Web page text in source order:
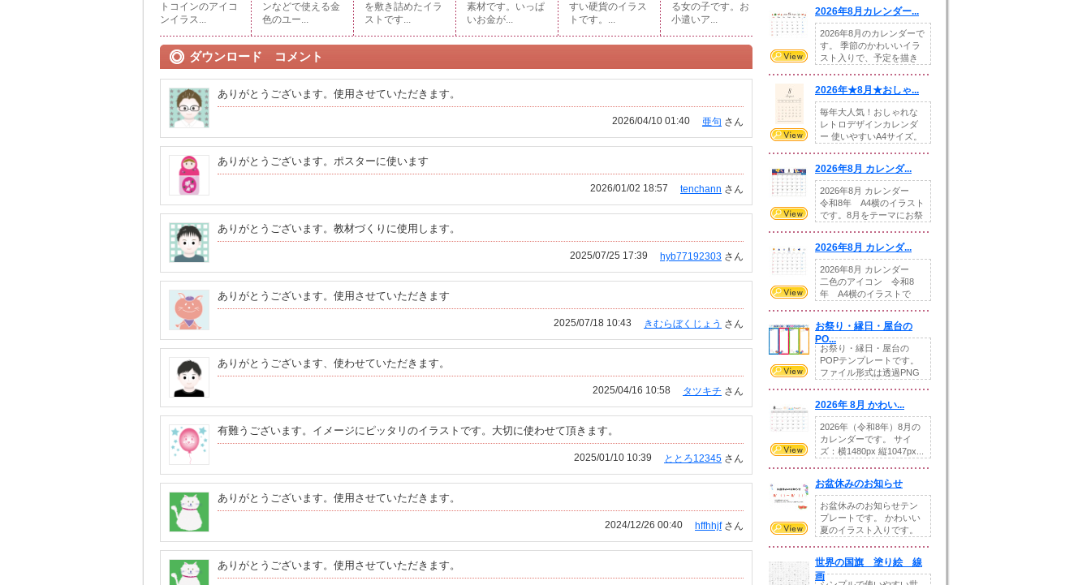
トコインのアイコ
ンイラス...
ンなどで使える金
色のユー...
を敷き詰めたイラ
ストです...
素材です。いっぱ
いお金が...
すい硬貨のイラス
トです。...
る女の子です。お
小遣いア...
ダウンロード コメント
ありがとうございます。使用させていただきます。
亜句 さん
2026/04/10 01:40
ありがとうございます。ポスターに使います
tenchann さん
2026/01/02 18:57
ありがとうございます。教材づくりに使用します。
hyb77192303 さん
2025/07/25 17:39
ありがとうございます。使用させていただきます
きむらぼくじょう さん
2025/07/18 10:43
ありがとうございます、使わせていただきます。
タツキチ さん
2025/04/16 10:58
有難うございます。イメージにピッタリのイラストです。大切に使わせて頂きます。
ととろ12345 さん
2025/01/10 10:39
ありがとうございます。使用させていただきます。
hffhhjfさん
2024/12/26 00:40
ありがとうございます。使用させていただきます。
2026年8月カレンダー...
2026年8月のカレンダーで
す。 季節のかわいいイラ
スト入りで、予定を描き
2026年★8月★おしゃ...
毎年大人気！おしゃれな
レトロデザインカレンダ
ー 使いやすいA4サイズ。
2026年8月 カレンダ...
2026年8月 カレンダー
令和8年 A4横のイラスト
です。8月をテーマにお祭
2026年8月 カレンダ...
2026年8月 カレンダー
二色のアイコン 令和8
年 A4横のイラストで
お祭り・縁日・屋台の
PO...
お祭り・縁日・屋台の
POPテンプレートです。
ファイル形式は透過PNG
2026年 8月 かわい...
2026年（令和8年）8月の
カレンダーです。 サイ
ズ：横1480px 縦1047px...
お盆休みのお知らせ
お盆休みのお知らせテン
プレートです。 かわいい
夏のイラスト入りです。
世界の国旗 塗り絵 線
画